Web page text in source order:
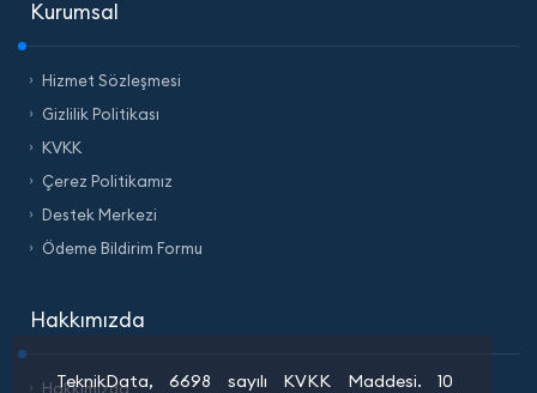
Kurumsal
Hizmet Sözleşmesi
Gizlilik Politikası
KVKK
Çerez Politikamız
Destek Merkezi
Ödeme Bildirim Formu
Hakkımızda
Hakkımızda
TeknikData, 6698 sayılı KVKK Maddesi. 10